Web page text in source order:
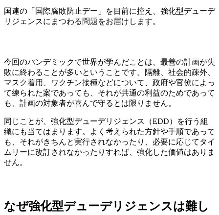
国連の「国際腐敗防止デー」を目前に控え、強化型デューデ
リジェンスにまつわる問題をお届けします。
今回のパンデミックで世界が学んだことは、最善の計画が失
敗に終わることが多いということです。隔離、社会的疎外、
マスク着用、ワクチン接種などについて、政府や官僚によっ
て練られた案であっても、それが共通の利益のためであって
も、計画の対象者が喜んで守るとは限りません。
同じことが、強化型デューデリジェンス（EDD）を行う組
織にも当てはまります。よく考えられた方針や手順であって
も、それがきちんと実行されなかったり、必要に応じてタイ
ムリーに改訂されなかったりすれば、強化した価値はありま
せん。
なぜ強化型デューデリジェンスは難し